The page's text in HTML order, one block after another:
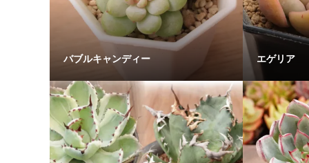
バブルキャンディー エゲリア